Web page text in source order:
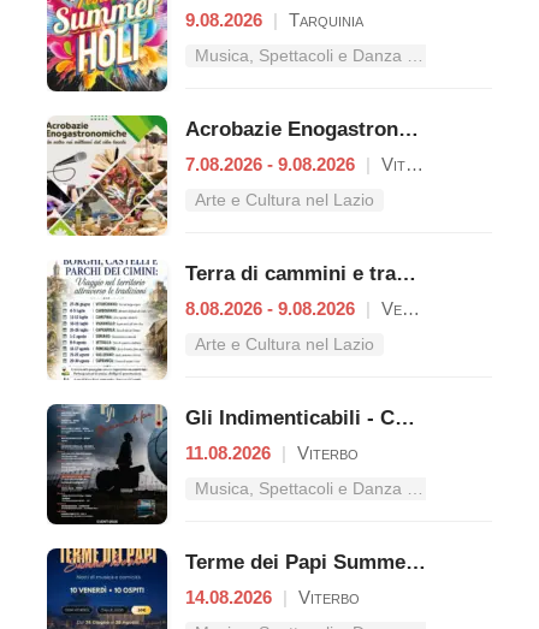
9.08.2026 | Tarquinia
Acrobazie Enogastronomiche
7.08.2026 - 9.08.2026 | Viterbo
Arte e Cultura nel Lazio
Terra di cammini e tradizioni
8.08.2026 - 9.08.2026 | Vetralla
Arte e Cultura nel Lazio
Gli Indimenticabili - Concerto pop
11.08.2026 | Viterbo
Terme dei Papi Summer Live Show
14.08.2026 | Viterbo